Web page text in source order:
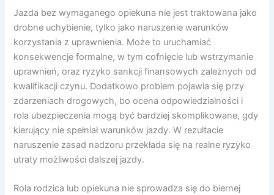
Jazda bez wymaganego opiekuna nie jest traktowana jako
drobne uchybienie, tylko jako naruszenie warunków
korzystania z uprawnienia. Może to uruchamiać
konsekwencje formalne, w tym cofnięcie lub wstrzymanie
uprawnień, oraz ryzyko sankcji finansowych zależnych od
kwalifikacji czynu. Dodatkowo problem pojawia się przy
zdarzeniach drogowych, bo ocena odpowiedzialności i
rola ubezpieczenia mogą być bardziej skomplikowane, gdy
kierujący nie spełniał warunków jazdy. W rezultacie
naruszenie zasad nadzoru przekłada się na realne ryzyko
utraty możliwości dalszej jazdy.
Rola rodzica lub opiekuna nie sprowadza się do biernej